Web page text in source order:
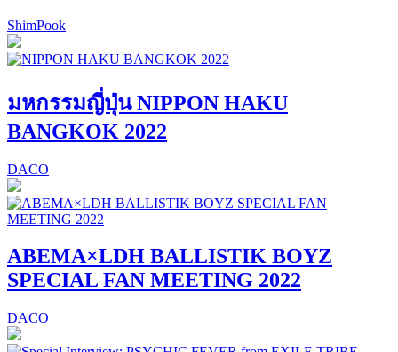
ShimPook
มหกรรมญี่ปุ่น NIPPON HAKU
BANGKOK 2022
DACO
ABEMA×LDH BALLISTIK BOYZ
SPECIAL FAN MEETING 2022
DACO